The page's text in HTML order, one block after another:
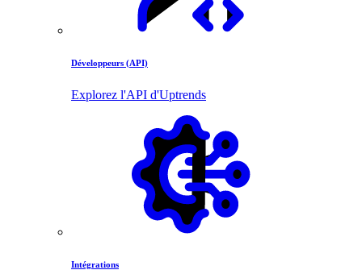
Développeurs (API)
Explorez l'API d'Uptrends
Intégrations